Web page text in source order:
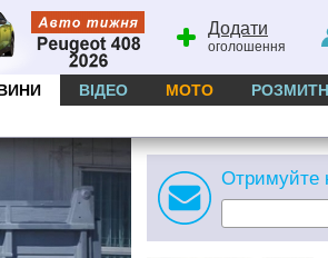
Додати
оголошення
ВІДЕО МОТО
Отримуйте